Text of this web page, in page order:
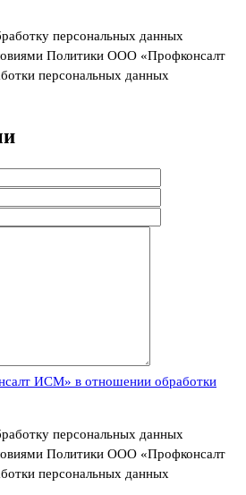
персональных данных
Политики ООО «Профконсалт
персональных данных
ИСМ» в отношении обработки
персональных данных
Политики ООО «Профконсалт
персональных данных